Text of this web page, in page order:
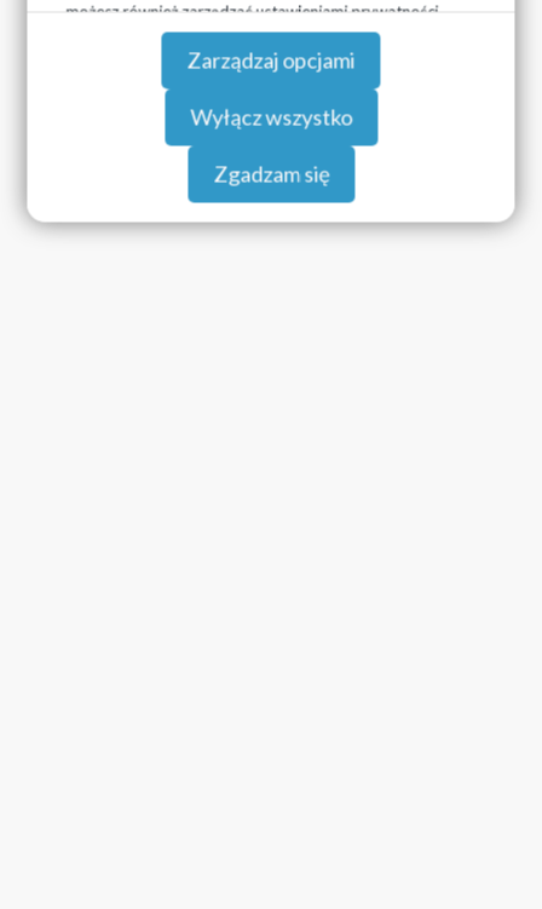
możesz również zarządzać ustawieniami prywatności
swojej przeglądarki. Więcej informacji o przetwarzaniu
danych znajdziesz wPolityce prywatności.
Zarządzaj opcjami
Wyłącz wszystko
Zgadzam się